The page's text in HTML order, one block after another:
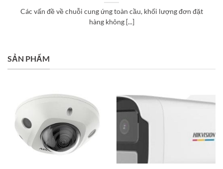
Các vấn đề về chuỗi cung ứng toàn cầu, khối lượng đơn đặt
hàng không [...]
SẢN PHẨM